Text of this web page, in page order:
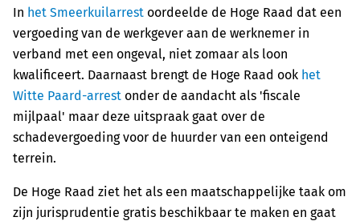
In het Smeerkuilarrest oordeelde de Hoge Raad dat een
vergoeding van de werkgever aan de werknemer in
verband met een ongeval, niet zomaar als loon
kwalificeert. Daarnaast brengt de Hoge Raad ook het
Witte Paard-arrest onder de aandacht als 'fiscale
mijlpaal' maar deze uitspraak gaat over de
schadevergoeding voor de huurder van een onteigend
terrein.
De Hoge Raad ziet het als een maatschappelijke taak om
zijn jurisprudentie gratis beschikbaar te maken en gaat